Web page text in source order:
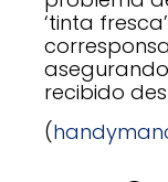
‘tinta
recibido
(